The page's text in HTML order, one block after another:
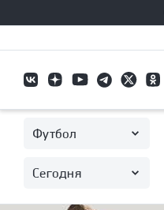
Футбол
Сегодня